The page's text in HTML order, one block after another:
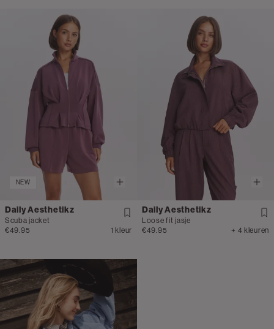
NEW
Daily Aesthetikz
Scuba jacket
€49.95
1 kleur
Daily Aesthetikz
Loose fit jasje
€49.95
+ 4 kleuren